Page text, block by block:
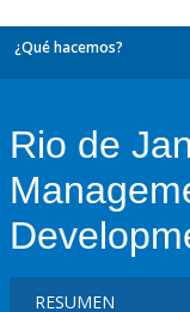
¿Qué hacemos?
Rio de